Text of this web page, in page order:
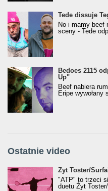
Tede dissuje
No i mamy beef
sceny - Tede
Bedoes 2115
Up"
Beef nabiera
Eripe wywołany
Ostatnie video
Żyt Toster/SurfAir - ATP
Żyt Toster/
"ATP" to trzeci
duetu Żyt